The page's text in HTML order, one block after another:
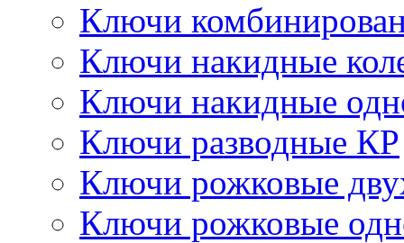
Ключи
Ключи накидные
Ключи накидные
Ключи разводные КР
Ключи рожковые
Ключи рожковые